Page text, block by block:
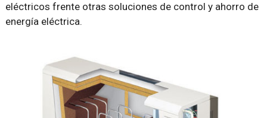
eléctricos frente otras soluciones de control y ahorro de
energía eléctrica.